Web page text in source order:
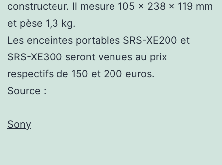
constructeur. Il mesure 105 x 238 x 119 mm
et pèse 1,3 kg.
Les enceintes portables SRS-XE200 et
SRS-XE300 seront venues au prix
respectifs de 150 et 200 euros.
Source :
Sony